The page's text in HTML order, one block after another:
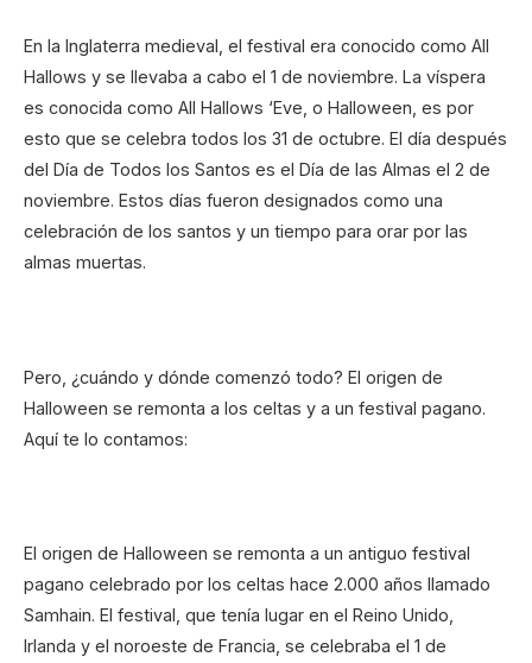
En la Inglaterra medieval, el festival era conocido como All
Hallows y se llevaba a cabo el 1 de noviembre. La víspera
es conocida como All Hallows ‘Eve, o Halloween, es por
esto que se celebra todos los 31 de octubre. El día después
del Día de Todos los Santos es el Día de las Almas el 2 de
noviembre. Estos días fueron designados como una
celebración de los santos y un tiempo para orar por las
almas muertas.
Pero, ¿cuándo y dónde comenzó todo? El origen de
Halloween se remonta a los celtas y a un festival pagano.
Aquí te lo contamos:
El origen de Halloween se remonta a un antiguo festival
pagano celebrado por los celtas hace 2.000 años llamado
Samhain. El festival, que tenía lugar en el Reino Unido,
Irlanda y el noroeste de Francia, se celebraba el 1 de